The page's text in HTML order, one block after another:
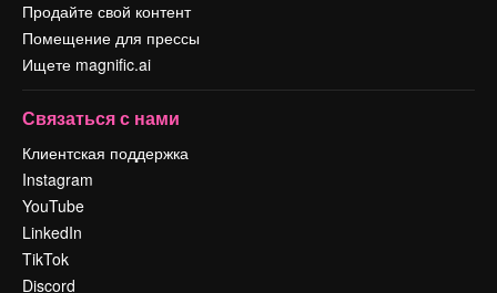
Продайте свой контент
Помещение для прессы
Ищете magnific.ai
Связаться с нами
Клиентская поддержка
Instagram
YouTube
LinkedIn
TikTok
Discord